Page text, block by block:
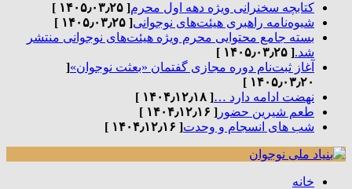
کتابچه سخنرانی ویژه دهه اول محرم[ ۱۴۰۵٫۰۳٫۲۵ ]
شیوه‌نامه راهبری هیئت‌های نوجوانی[ ۱۴۰۵٫۰۳٫۲۵ ]
بسته جامع محتوایی محرم ویژه هیئت‌های نوجوانی منتشر
شد.[ ۱۴۰۵٫۰۳٫۲۵ ]
آغاز ثبت‌نام دوره مجازی گفتمان «بعثت نوجوان»[
۱۴۰۵٫۰۳٫۲۰ ]
نهضت ادامه دارد …[ ۱۴۰۴٫۱۲٫۱۸ ]
طعم شیرین حضور [ ۱۴۰۴٫۱۲٫۱۶ ]
شب های انسجام و وحدت[ ۱۴۰۴٫۱۲٫۱۶ ]
خانه